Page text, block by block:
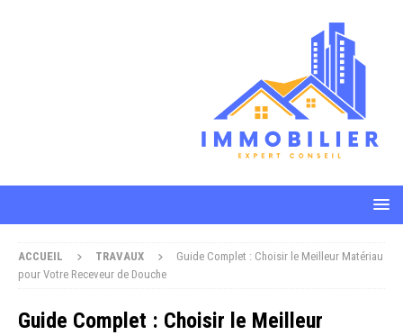
ACCUEIL TRAVAUX
Guide Complet : Choisir le Meilleur Matériau
pour Votre Receveur de Douche
Guide Complet : Choisir le Meilleur